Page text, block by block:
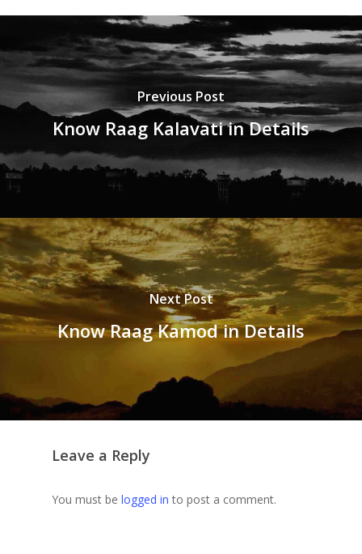
Previous Post
Know Raag Kalavati in Details
Next Post
Know Raag Kamod in Details
Leave a Reply
You must be logged in to post a comment.